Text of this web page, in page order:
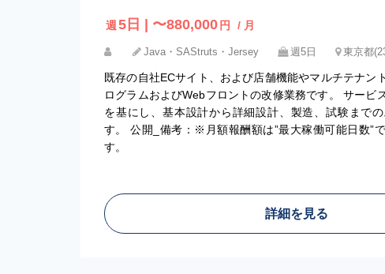
週 5日 | 〜880,000 円 / 月
Java・SAStruts・Jersey 週5日 東京都
既存の自社ECサイト、および店舗機能やマルチテナン
ログラムおよびWebフロントの改修業務です。 サービ
を基にし、基本設計から詳細設計、製造、試験まで
す。 公開_備考：※月額報酬額は”最大稼働可能日数”
す。
詳細を見る